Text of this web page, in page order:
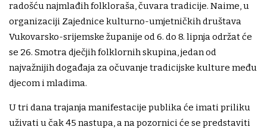
radošću najmlađih folkloraša, čuvara tradicije. Naime, u
organizaciji Zajednice kulturno-umjetničkih društava
Vukovarsko-srijemske županije od 6. do 8. lipnja održat će
se 26. Smotra dječjih folklornih skupina, jedan od
najvažnijih događaja za očuvanje tradicijske kulture među
djecom i mladima.
U tri dana trajanja manifestacije publika će imati priliku
uživati u čak 45 nastupa, a na pozornici će se predstaviti